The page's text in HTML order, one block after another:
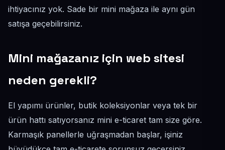
ihtiyacınız yok. Sade bir mini mağaza ile aynı gün
satışa geçebilirsiniz.
Mini mağazanız için web sitesi
neden gerekli?
El yapımı ürünler, butik koleksiyonlar veya tek bir
ürün hattı satıyorsanız mini e-ticaret tam size göre.
Karmaşık panellerle uğraşmadan başlar, işiniz